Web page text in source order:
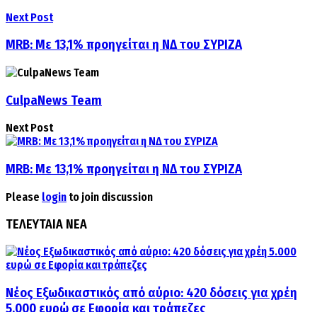
Next Post
MRB: Με 13,1% προηγείται η ΝΔ του ΣΥΡΙΖΑ
CulpaNews Team
Next Post
MRB: Με 13,1% προηγείται η ΝΔ του ΣΥΡΙΖΑ
Please login to join discussion
ΤΕΛΕΥΤΑΙΑ ΝΕΑ
Νέος Εξωδικαστικός από αύριο: 420 δόσεις για χρέη
5.000 ευρώ σε Εφορία και τράπεζες